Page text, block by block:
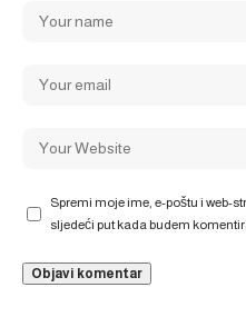
Spremi moje ime, e-poštu i web-
sljedeći put kada budem